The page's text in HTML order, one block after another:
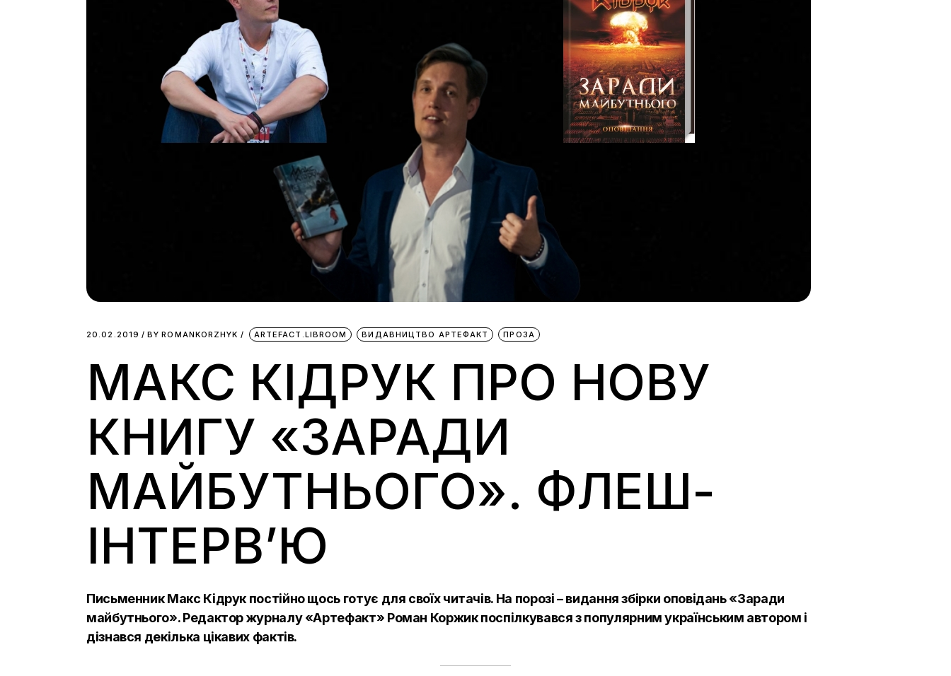
20.02.2019 BY ROMANKORZHYK ARTEFACT.LIBROOM ВИДАВНИЦТВО АРТЕФАКТ ПРОЗА
МАКС КІДРУК ПРО НОВУ
КНИГУ «ЗАРАДИ
МАЙБУТНЬОГО». ФЛЕШ-
ІНТЕРВ’Ю
Письменник Макс Кідрук постійно щось готує для своїх читачів. На порозі – видання збірки оповідань «Заради
майбутнього». Редактор журналу «Артефакт» Роман Коржик поспілкувався з популярним українським автором і
дізнався декілька цікавих фактів.